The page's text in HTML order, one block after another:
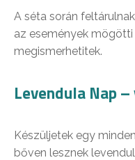
A séta során
az események
megismerhetitek.
Levendula Nap
Készüljetek egy
bőven lesznek